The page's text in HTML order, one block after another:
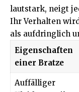
lautstark, neigt
Ihr Verhalten
als aufdringlich
Eigenschaften
einer Bratze
Auffälliger